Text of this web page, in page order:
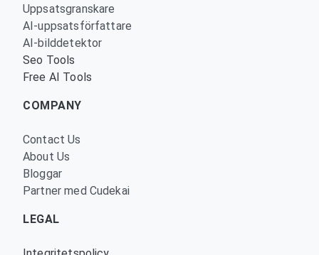
Uppsatsgranskare
AI-uppsatsförfattare
AI-bilddetektor
Seo Tools
Free AI Tools
COMPANY
Contact Us
About Us
Bloggar
Partner med Cudekai
LEGAL